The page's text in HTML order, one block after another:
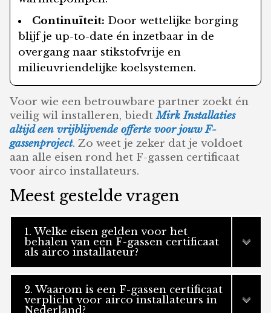
Continuïteit: Door wettelijke borging
blijf je up-to-date én inzetbaar in de
overgang naar stikstofvrije en
milieuvriendelijke koelsystemen.
Voor wie een betrouwbare partner zoekt én
veilig wil installeren, biedtMirk Installaties
altijd een vrijblijvende offerte voor jouw F-
gassenproject. Zo weet je zeker dat je voldoet
aan alle eisen rond het F-gassen certificaat
voor airco installateurs.
Meest gestelde vragen
1. Welke eisen gelden voor het
behalen van een F-gassen certificaat
als airco installateur?
2. Waarom is een F-gassen certificaat
verplicht voor airco installateurs in
Nederland?